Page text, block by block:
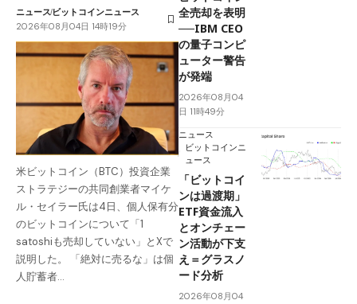
ニュースビットコインニュース
2026年08月04日 14時19分
米ビットコイン（BTC）投資企業
ストラテジーの共同創業者マイケ
ル・セイラー氏は4日、個人保有分
のビットコインについて「1
satoshiも売却していない」とXで
説明した。 「絶対に売るな」は個
人貯蓄者…
全売却を表明
──IBM CEO
の量子コンピ
ューター警告
が発端
2026年08月04
日 11時49分
ニュース
ビットコインニ
ュース
「ビットコイ
ンは過渡期」
ETF資金流入
とオンチェー
ン活動が下支
え＝グラスノ
ード分析
2026年08月04